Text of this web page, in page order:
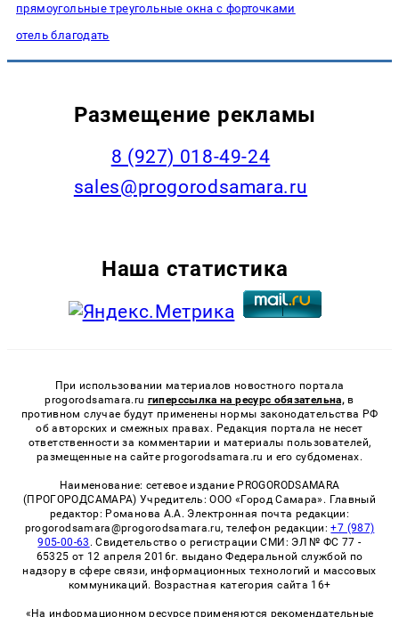
прямоугольные треугольные окна с форточками
отель благодать
Размещение рекламы
8 (927) 018-49-24
sales@progorodsamara.ru
Наша статистика
При использовании материалов новостного портала
progorodsamara.ru гиперссылка на ресурс обязательна, в
противном случае будут применены нормы законодательства РФ
об авторских и смежных правах. Редакция портала не несет
ответственности за комментарии и материалы пользователей,
размещенные на сайте progorodsamara.ru и его субдоменах.
Наименование: сетевое издание PROGORODSAMARA
(ПРОГОРОДСАМАРА) Учредитель: ООО «Город Самара». Главный
редактор: Романова А.А. Электронная почта редакции:
progorodsamara@progorodsamara.ru, телефон редакции:+7 (987)
905-00-63 . Свидетельство о регистрации СМИ: ЭЛ № ФС 77 -
65325 от 12 апреля 2016г. выдано Федеральной службой по
надзору в сфере связи, информационных технологий и массовых
коммуникаций. Возрастная категория сайта 16+
«На информационном ресурсе применяются рекомендательные